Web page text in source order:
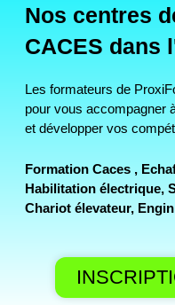
Nos centres
CACES dans
Les formateurs de
pour vous accompagner
et développer vos
Formation Caces ,
Habilitation électrique,
Chariot élevateur,